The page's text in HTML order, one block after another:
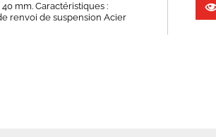
mm. Caractéristiques :
renvoi de suspension Acier